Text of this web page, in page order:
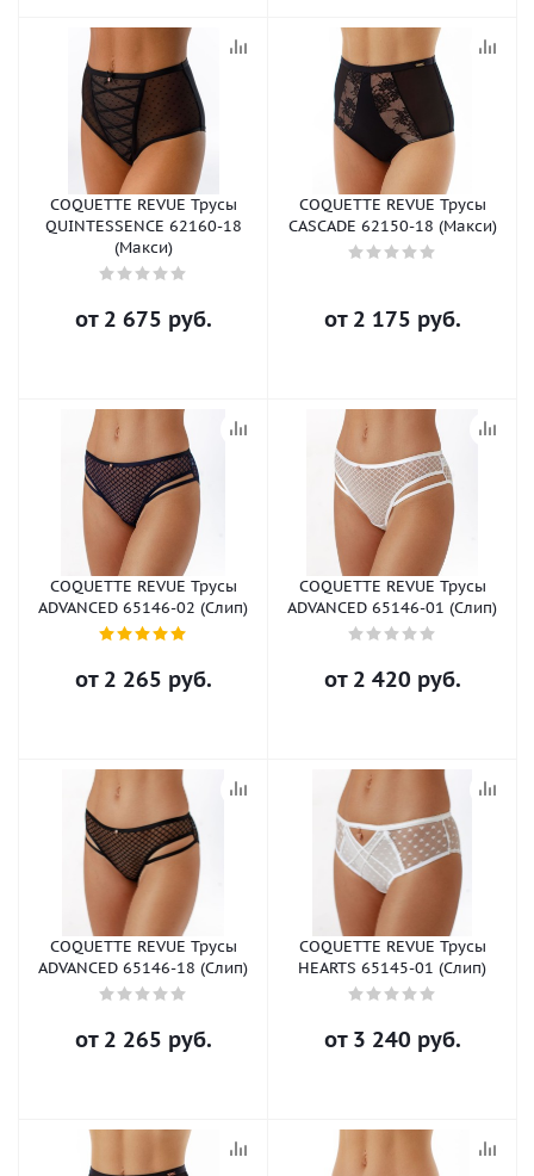
COQUETTE REVUE Трусы
QUINTESSENCE 62160-18
(Макси)
от 2 675 руб.
COQUETTE REVUE Трусы
CASCADE 62150-18 (Макси)
от 2 175 руб.
COQUETTE REVUE Трусы
ADVANCED 65146-02 (Слип)
от 2 265 руб.
COQUETTE REVUE Трусы
ADVANCED 65146-01 (Слип)
от 2 420 руб.
COQUETTE REVUE Трусы
ADVANCED 65146-18 (Слип)
от 2 265 руб.
COQUETTE REVUE Трусы
HEARTS 65145-01 (Слип)
от 3 240 руб.